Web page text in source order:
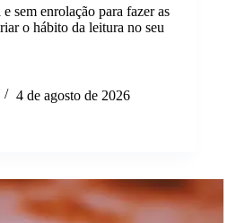
sem enrolação para fazer as
o hábito da leitura no seu
4 de agosto de 2026